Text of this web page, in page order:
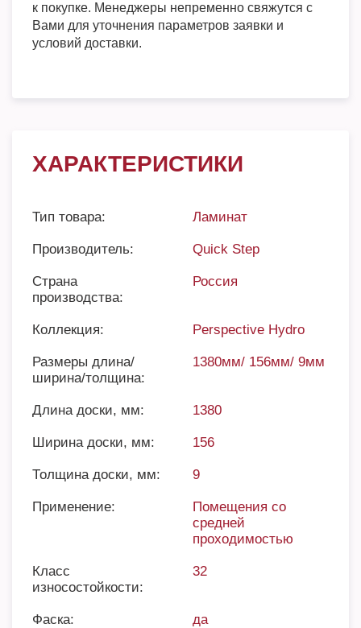
к покупке. Менеджеры непременно свяжутся с
Вами для уточнения параметров заявки и
условий доставки.
ХАРАКТЕРИСТИКИ
Тип товара: Ламинат
Производитель: Quick Step
Страна
производства:
Россия
Коллекция: Perspective Hydro
Размеры длина/
ширина/толщина:
1380мм/ 156мм/ 9мм
Длина доски, мм: 1380
Ширина доски, мм: 156
Толщина доски, мм: 9
Применение:
Помещения со
средней
проходимостью
Класс
износостойкости:
32
Фаска: да